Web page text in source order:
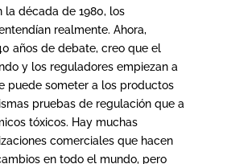
la década de 1980, los
realmente. Ahora,
años de debate, creo que el
y los reguladores empiezan a
puede someter a los productos
pruebas de regulación que a
tóxicos. Hay muchas
comerciales que hacen
en todo el mundo, pero